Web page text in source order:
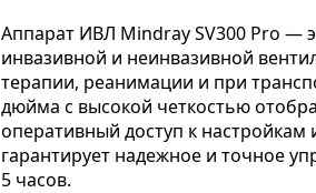
Аппарат ИВЛ Mindray SV300 Pro —
инвазивной и неинвазивной
терапии, реанимации и при
дюйма с высокой четкостью
оперативный доступ к
гарантирует надежное и точное
5 часов.